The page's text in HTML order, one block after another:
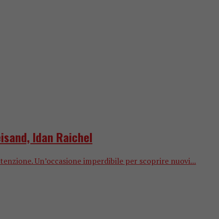
Idan Raichel
Un’occasione imperdibile per scoprire nuovi...